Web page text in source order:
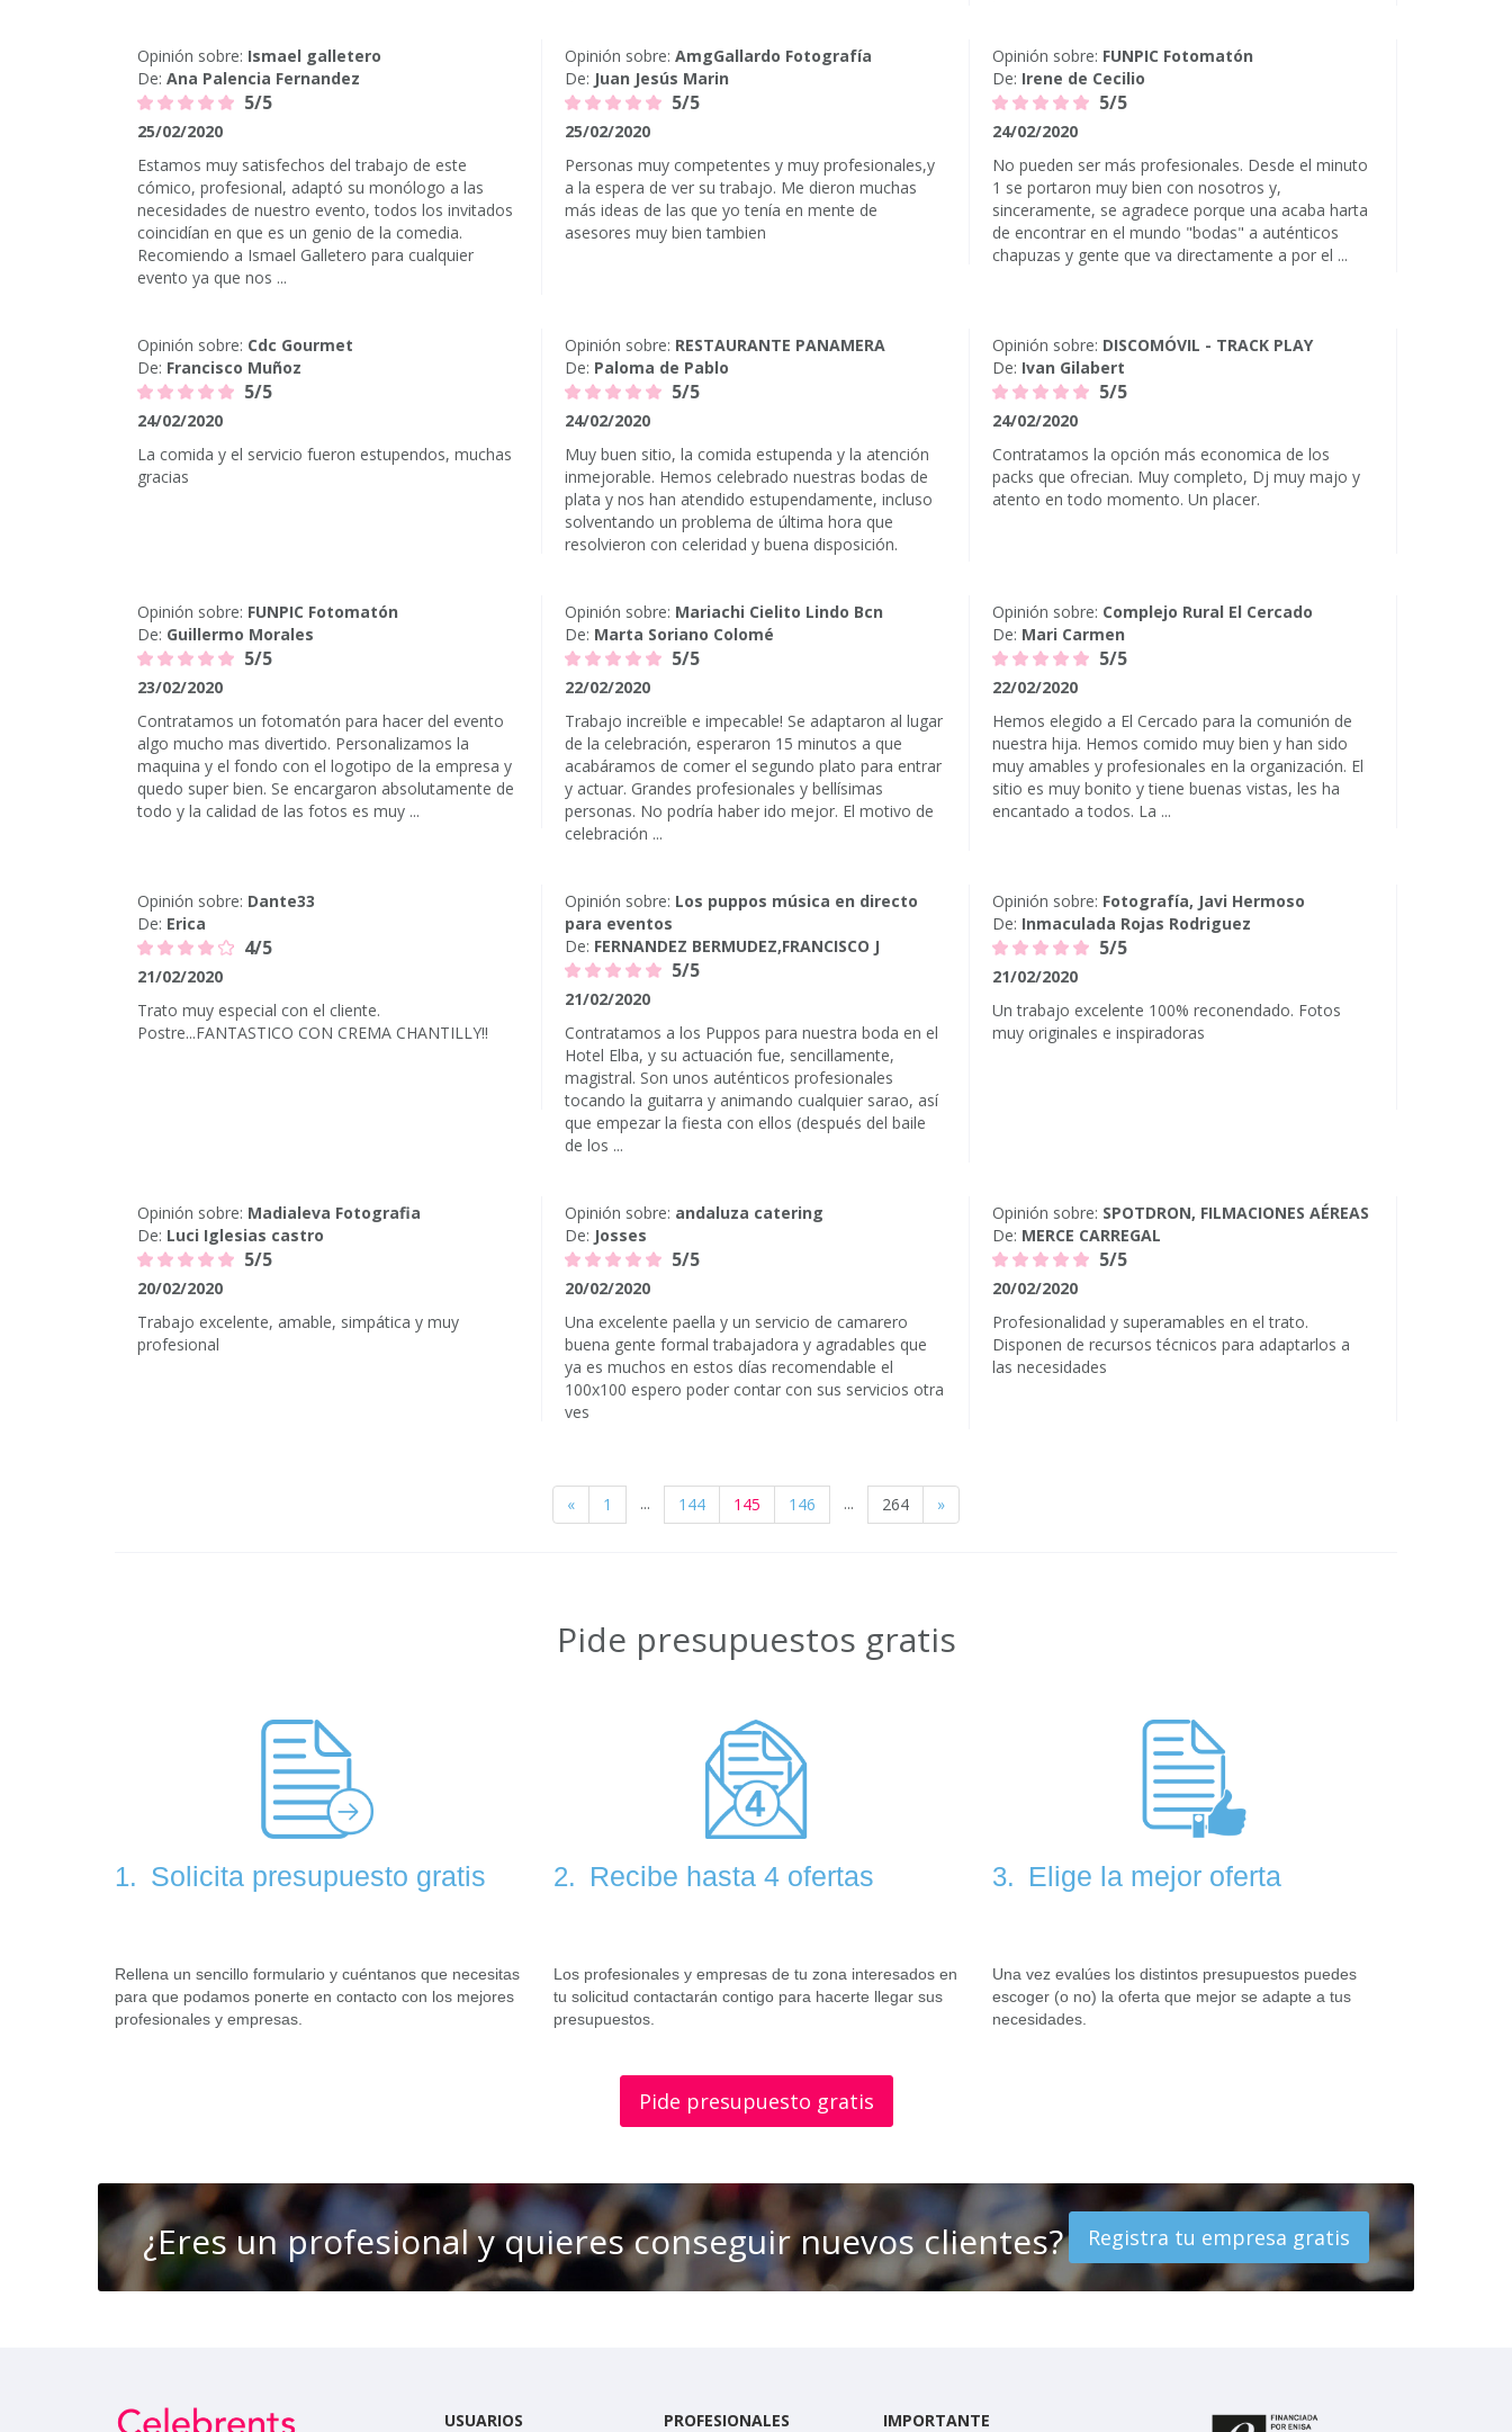
Opinión sobre: Ismael galletero
De: Ana Palencia Fernandez
5/5
25/02/2020
Estamos muy satisfechos del trabajo de este
cómico, profesional, adaptó su monólogo a las
necesidades de nuestro evento, todos los invitados
coincidían en que es un genio de la comedia.
Recomiendo a Ismael Galletero para cualquier
evento ya que nos ...
Opinión sobre: AmgGallardo Fotografía
De: Juan Jesús Marin
5/5
25/02/2020
Personas muy competentes y muy profesionales,y
a la espera de ver su trabajo. Me dieron muchas
más ideas de las que yo tenía en mente de
asesores muy bien tambien
Opinión sobre: FUNPIC Fotomatón
De: Irene de Cecilio
5/5
24/02/2020
No pueden ser más profesionales. Desde el minuto
1 se portaron muy bien con nosotros y,
sinceramente, se agradece porque una acaba harta
de encontrar en el mundo "bodas" a auténticos
chapuzas y gente que va directamente a por el ...
Opinión sobre: Cdc Gourmet
De: Francisco Muñoz
5/5
24/02/2020
La comida y el servicio fueron estupendos, muchas
gracias
Opinión sobre: RESTAURANTE PANAMERA
De: Paloma de Pablo
5/5
24/02/2020
Muy buen sitio, la comida estupenda y la atención
inmejorable. Hemos celebrado nuestras bodas de
plata y nos han atendido estupendamente, incluso
solventando un problema de última hora que
resolvieron con celeridad y buena disposición.
Opinión sobre: DISCOMÓVIL - TRACK PLAY
De: Ivan Gilabert
5/5
24/02/2020
Contratamos la opción más economica de los
packs que ofrecian. Muy completo, Dj muy majo y
atento en todo momento. Un placer.
Opinión sobre: FUNPIC Fotomatón
De: Guillermo Morales
5/5
23/02/2020
Contratamos un fotomatón para hacer del evento
algo mucho mas divertido. Personalizamos la
maquina y el fondo con el logotipo de la empresa y
quedo super bien. Se encargaron absolutamente de
todo y la calidad de las fotos es muy ...
Opinión sobre: Mariachi Cielito Lindo Bcn
De: Marta Soriano Colomé
5/5
22/02/2020
Trabajo increïble e impecable! Se adaptaron al lugar
de la celebración, esperaron 15 minutos a que
acabáramos de comer el segundo plato para entrar
y actuar. Grandes profesionales y bellísimas
personas. No podría haber ido mejor. El motivo de
celebración ...
Opinión sobre: Complejo Rural El Cercado
De: Mari Carmen
5/5
22/02/2020
Hemos elegido a El Cercado para la comunión de
nuestra hija. Hemos comido muy bien y han sido
muy amables y profesionales en la organización. El
sitio es muy bonito y tiene buenas vistas, les ha
encantado a todos. La ...
Opinión sobre: Dante33
De: Erica
4/5
21/02/2020
Trato muy especial con el cliente.
Postre...FANTASTICO CON CREMA CHANTILLY!!
Opinión sobre: Los puppos música en directo
para eventos
De: FERNANDEZ BERMUDEZ,FRANCISCO J
5/5
21/02/2020
Contratamos a los Puppos para nuestra boda en el
Hotel Elba, y su actuación fue, sencillamente,
magistral. Son unos auténticos profesionales
tocando la guitarra y animando cualquier sarao, así
que empezar la fiesta con ellos (después del baile
de los ...
Opinión sobre: Fotografía, Javi Hermoso
De: Inmaculada Rojas Rodriguez
5/5
21/02/2020
Un trabajo excelente 100% reconendado. Fotos
muy originales e inspiradoras
Opinión sobre: Madialeva Fotografia
De: Luci Iglesias castro
5/5
20/02/2020
Trabajo excelente, amable, simpática y muy
profesional
Opinión sobre: andaluza catering
De: Josses
5/5
20/02/2020
Una excelente paella y un servicio de camarero
buena gente formal trabajadora y agradables que
ya es muchos en estos días recomendable el
100x100 espero poder contar con sus servicios otra
ves
Opinión sobre: SPOTDRON, FILMACIONES AÉREAS
De: MERCE CARREGAL
5/5
20/02/2020
Profesionalidad y superamables en el trato.
Disponen de recursos técnicos para adaptarlos a
las necesidades
« 1 ... 144 145 146 ... 264 »
Pide presupuestos gratis
1. Solicita presupuesto gratis
Rellena un sencillo formulario y cuéntanos que necesitas
para que podamos ponerte en contacto con los mejores
profesionales y empresas.
2. Recibe hasta 4 ofertas
Los profesionales y empresas de tu zona interesados en
tu solicitud contactarán contigo para hacerte llegar sus
presupuestos.
3. Elige la mejor oferta
Una vez evalúes los distintos presupuestos puedes
escoger (o no) la oferta que mejor se adapte a tus
necesidades.
Pide presupuesto gratis
¿Eres un profesional y quieres conseguir nuevos clientes? Registra tu empresa gratis
USUARIOS PROFESIONALES IMPORTANTE